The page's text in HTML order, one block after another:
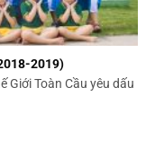
2019)
Giới Toàn Cầu yêu dấu